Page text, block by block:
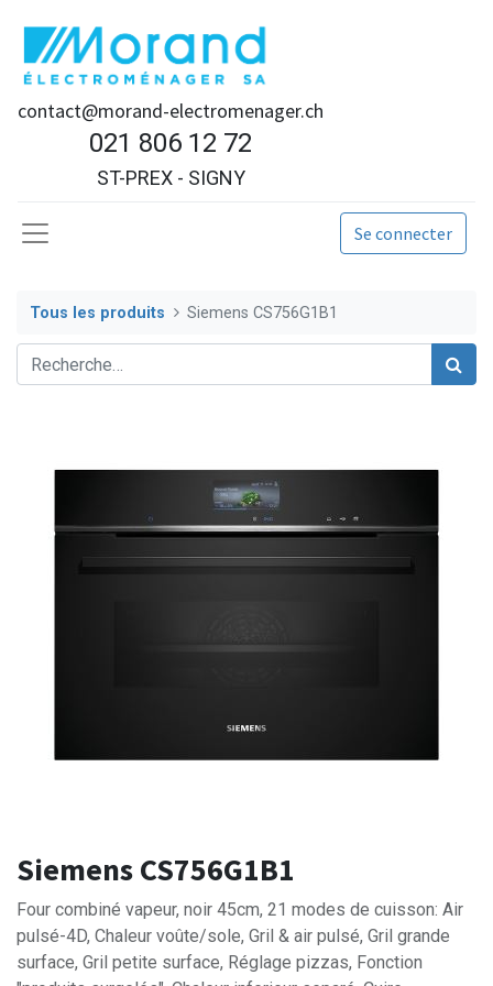
contact@morand-electromenager.ch
021 806 12 72
ST-PREX - SIGNY
Se connecter
Tous les produits Siemens CS756G1B1
Siemens CS756G1B1
Four combiné vapeur, noir 45cm, 21 modes de cuisson: Air
pulsé-4D, Chaleur voûte/sole, Gril & air pulsé, Gril grande
surface, Gril petite surface, Réglage pizzas, Fonction